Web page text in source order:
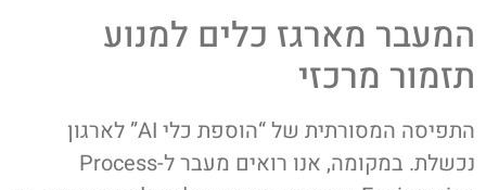
המעבר מארגז כלים למנוע
תזמור מרכזי
התפיסה המסורתית של “הוספת כלי AI” לארגון
נכשלת. במקומה, אנו רואים מעבר ל-Process